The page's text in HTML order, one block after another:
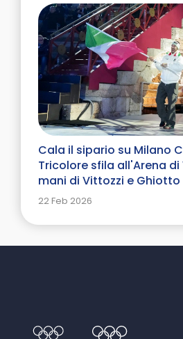
Cala il sipario su Milano
Tricolore sfila all'Arena
mani di Vittozzi e Ghiotto
22 Feb 2026